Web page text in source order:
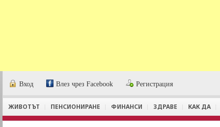
Вход Влез чрез Facebook Регистрация
ЖИВОТЪТ ПЕНСИОНИРАНЕ ФИНАНСИ ЗДРАВЕ КАК ДА